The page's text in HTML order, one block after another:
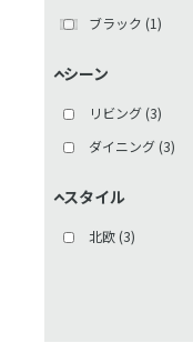
ブラック (1)
シーン
リビング (3)
ダイニング (3)
スタイル
北欧 (3)